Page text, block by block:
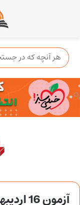
آزمون 16 اردیبهشت 1401 گاج + پاسخنامه